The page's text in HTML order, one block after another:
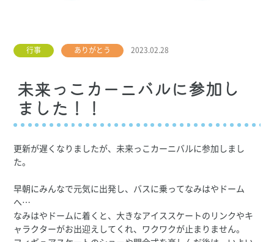
行事 ありがとう 2023.02.28
未来っこカーニバルに参加し
ました！！
更新が遅くなりましたが、未来っこカーニバルに参加しまし
た。
早朝にみんなで元気に出発し、バスに乗ってなみはやドーム
へ…
なみはやドームに着くと、大きなアイススケートのリンクやキ
ャラクターがお出迎えしてくれ、ワクワクが止まりません。